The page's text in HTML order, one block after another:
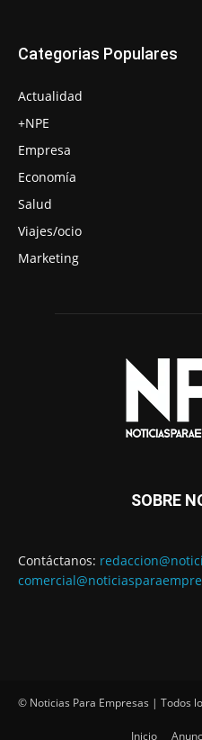
Categorias Populares
Actualidad
+NPE
Empresa
Economía
Salud
Viajes/ocio
Marketing
SOBRE
Contáctanos:
© Noticias Para Empresas | Todos
Inicio